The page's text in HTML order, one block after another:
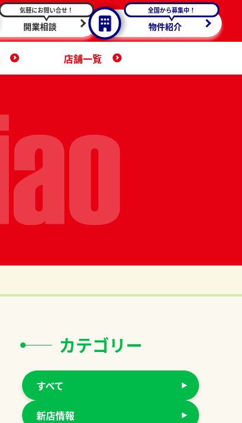
開業相談
気軽にお問い合せ！
物件紹介
全国から募集中！
店舗一覧
カテゴリー
すべて
新店情報